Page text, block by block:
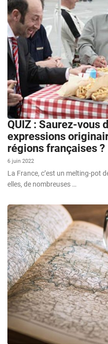
QUIZ : Saurez-vous
expressions
régions françaises ?
6 juin 2022
La France, c’est un melting-pot
elles, de nombreuses …